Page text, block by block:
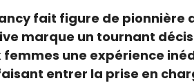
fait figure de pionnière
marque un tournant
une expérience
entrer la prise en